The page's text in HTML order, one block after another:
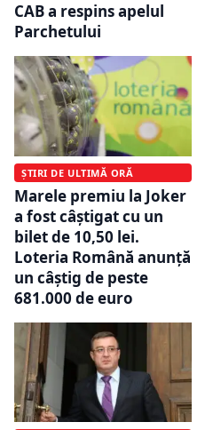
CAB a respins apelul
Parchetului
ȘTIRI DE ULTIMĂ ORĂ
Marele premiu la Joker
a fost câștigat cu un
bilet de 10,50 lei.
Loteria Română anunță
un câștig de peste
681.000 de euro